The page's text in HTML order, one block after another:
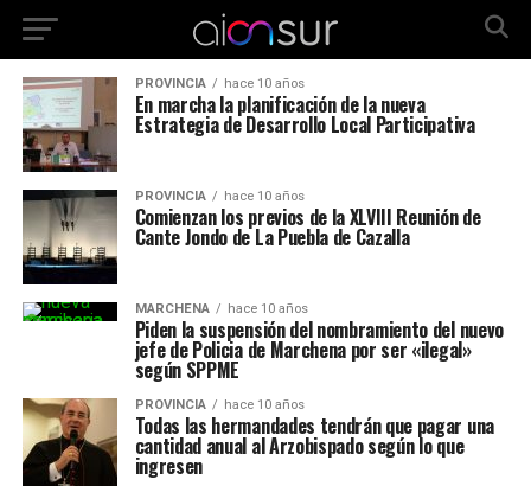
PROVINCIA hace 10 años
En marcha la planificación de la nueva
Estrategia de Desarrollo Local Participativa
PROVINCIA hace 10 años
Comienzan los previos de la XLVIII Reunión de
Cante Jondo de La Puebla de Cazalla
MARCHENA hace 10 años
Piden la suspensión del nombramiento del nuevo
jefe de Policia de Marchena por ser «ilegal»
según SPPME
PROVINCIA hace 10 años
Todas las hermandades tendrán que pagar una
cantidad anual al Arzobispado según lo que
ingresen